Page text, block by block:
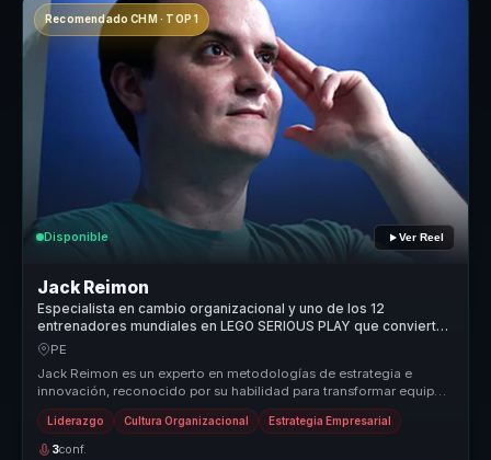
Recomendado CHM · TOP 1
Disponible Ver Reel
Jack Reimon
Especialista en cambio organizacional y uno de los 12
entrenadores mundiales en LEGO SERIOUS PLAY que convierte
estrategia en mejores decisiones para equipos.
PE
Jack Reimon es un experto en metodologías de estrategia e
innovación, reconocido por su habilidad para transformar equipos
en líderes est...
Liderazgo Cultura Organizacional Estrategia Empresarial
3conf.